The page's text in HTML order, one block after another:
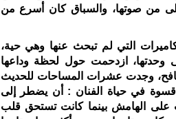
من صوتها، والسباق كان أسرع من
التي لم تبحث عنها وهي حية،
وحدتها، ازدحمت حول لحظة وداعها
وجدت عشرات المساحات للحديث
قسوة في حياة الفنان : أن يضطر إلى
على الهامش بينما كانت تستحق قلب